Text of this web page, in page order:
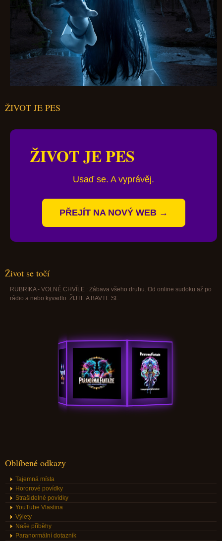
ŽIVOT JE PES
ŽIVOT JE PES
Usaď se. A vyprávěj.
PŘEJÍT NA NOVÝ WEB →
Život se točí
RUBRIKA - VOLNÉ CHVÍLE : Zábava všeho druhu. Od online sudoku až po
rádio a nebo kyvadlo. ŽIJTE A BAVTE SE.
Oblíbené odkazy
Tajemná místa
Hororové povídky
Strašidelné povídky
YouTube Vlastina
Výlety
Naše příběhy
Paranormální dotazník